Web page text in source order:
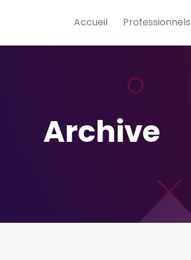
Accueil Professionnels
Archive